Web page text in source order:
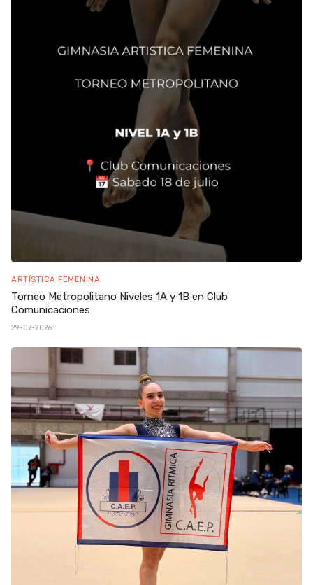
ARTÍSTICA FEMENINA
Torneo Metropolitano Niveles 1A y 1B en Club
Comunicaciones
29-07-2026